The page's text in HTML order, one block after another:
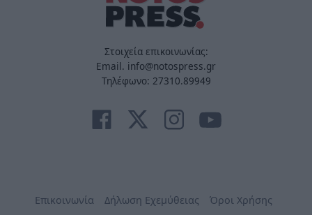
Στοιχεία επικοινωνίας:
Email. info@notospress.gr
Τηλέφωνο: 27310.89949
Επικοινωνία Δήλωση Εχεμύθειας Όροι Χρήσης